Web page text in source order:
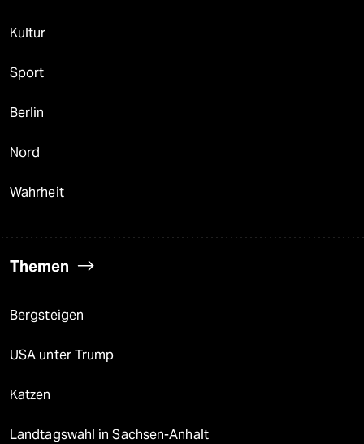
Kultur
Sport
Berlin
Nord
Wahrheit
Themen
Bergsteigen
USA unter Trump
Katzen
Landtagswahl in Sachsen-Anhalt